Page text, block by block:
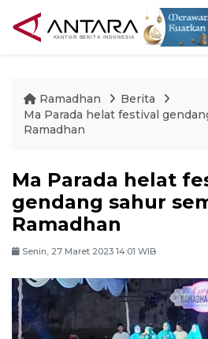
Ramadhan
Berita
Ma Parada helat festival
Ramadhan
Ma Parada helat
gendang sahur
Ramadhan
Senin, 27 Maret 2023 14:01 WIB